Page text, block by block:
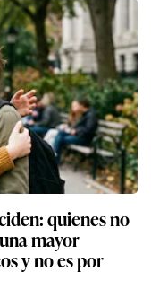
quienes no
mayor
y no es por